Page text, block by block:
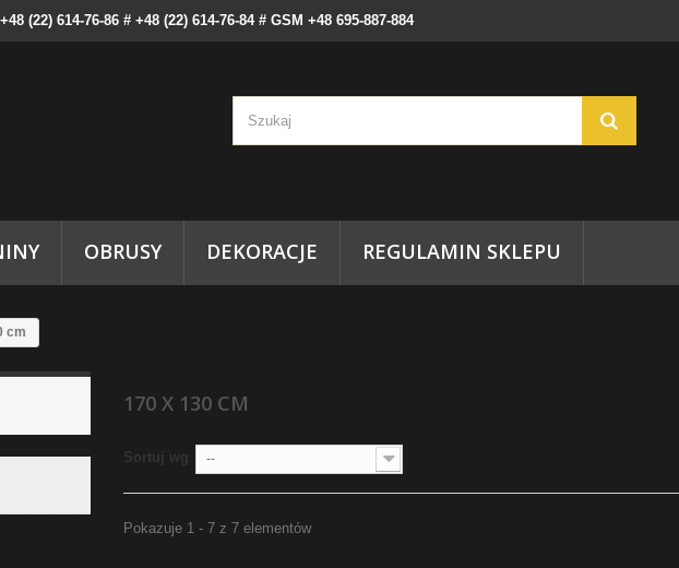
(22) 614-76-86 # +48 (22) 614-76-84 # GSM +48 695-887-884
OBRUSY DEKORACJE REGULAMIN SKLEPU
cm
170 X 130 CM
Sortuj wg --
Pokazuje 1 - 7 z 7 elementów